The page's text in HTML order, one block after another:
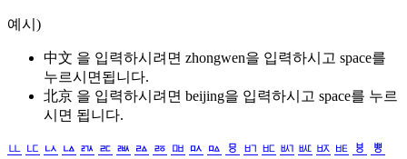
예시)
中文 을 입력하시려면 zhongwen을 입력하시고 space를
누르시면됩니다.
北京 을 입력하시려면 beijing을 입력하시고 space를 누르
시면 됩니다.
ㅥ ㅦ ㅧ ㅨ ㅩ ㅪ ㅫ ㅬ ㅭ ㅮ ㅯ ㅰ ㅱ ㅲ ㅳ ㅴ ㅵ ㅶ ㅷ ㅸ
ㅹ